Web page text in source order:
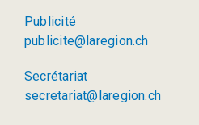
Publicité
publicite@laregion.ch
Secrétariat
secretariat@laregion.ch